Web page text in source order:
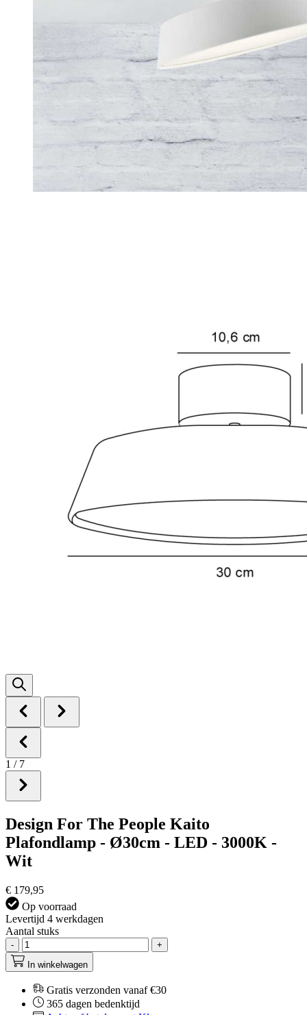
1 / 7
Design For The People Kaito
Plafondlamp - Ø30cm - LED - 3000K -
Wit
€ 179,95
Op voorraad
Levertijd 4 werkdagen
Aantal stuks
-
+
In winkelwagen
Gratis verzonden vanaf €30
365 dagen bedenktijd